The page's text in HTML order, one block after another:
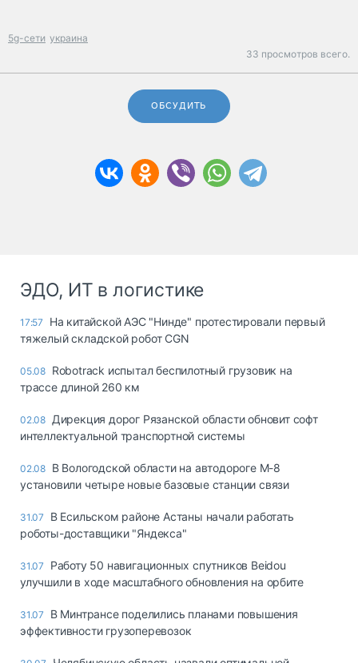
5g-сети украина
33 просмотров всего.
ОБСУДИТЬ
ЭДО, ИТ в логистике
17:57
На китайской АЭС "Нинде" протестировали первый
тяжелый складской робот CGN
05.08 Robotrack испытал беспилотный грузовик на
трассе длиной 260 км
02.08 Дирекция дорог Рязанской области обновит софт
интеллектуальной транспортной системы
02.08 В Вологодской области на автодороге М-8
установили четыре новые базовые станции связи
31.07
В Есильском районе Астаны начали работать
роботы-доставщики "Яндекса"
31.07
Работу 50 навигационных спутников Beidou
улучшили в ходе масштабного обновления на орбите
31.07
В Минтрансе поделились планами повышения
эффективности грузоперевозок